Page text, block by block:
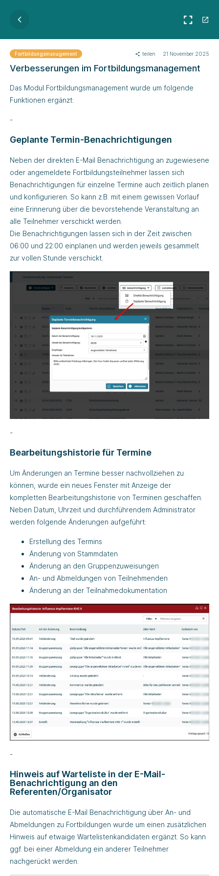
Fortbildungsmanagement teilen 21 November 2025
Verbesserungen im Fortbildungsmanagement
Das Modul Fortbildungsmanagement wurde um folgende
Funktionen ergänzt:
-
Geplante Termin-Benachrichtigungen
Neben der direkten E-Mail Benachrichtigung an zugewiesene
oder angemeldete Fortbildungsteilnehmer lassen sich
Benachrichtigungen für einzelne Termine auch zeitlich planen
und konfigurieren. So kann z.B. mit einem gewissen Vorlauf
eine Erinnerung über die bevorstehende Veranstaltung an
alle Teilnehmer verschickt werden.
Die Benachrichtigungen lassen sich in der Zeit zwischen
06:00 und 22:00 einplanen und werden jeweils gesammelt
zur vollen Stunde verschickt.
-
Bearbeitungshistorie für Termine
Um Änderungen an Termine besser nachvollziehen zu
können, wurde ein neues Fenster mit Anzeige der
kompletten Bearbeitungshistorie von Terminen geschaffen.
Neben Datum, Uhrzeit und durchführendem Administrator
werden folgende Änderungen aufgeführt:
Erstellung des Termins
Änderung von Stammdaten
Änderung an den Gruppenzuweisungen
An- und Abmeldungen von Teilnehmenden
Änderung an der Teilnahmedokumentation
-
Hinweis auf Warteliste in der E-Mail-
Benachrichtigung an den
Referenten/Organisator
Die automatische E-Mail Benachrichtigung über An- und
Abmeldungen zu Fortbildungen wurde um einen zusätzlichen
Hinweis auf etwaige Wartelistenkandidaten ergänzt. So kann
ggf. bei einer Abmeldung ein anderer Teilnehmer
nachgerückt werden.